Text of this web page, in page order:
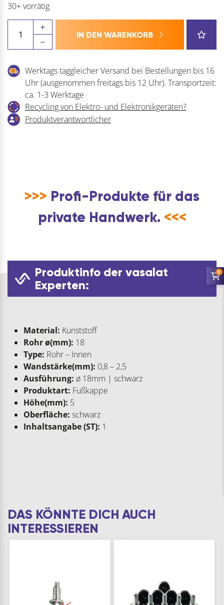
30+ vorrätig
Lamellenstopfen
Rundrohr
Kunststoff
Menge
IN DEN WARENKORB
Werktags taggleicher Versand bei Bestellungen bis 16
Uhr (ausgenommen freitags bis 12 Uhr). Transportzeit:
ca. 1-3 Werktage
Recycling von Elektro- und Elektronikgeräten?
Produktverantwortlicher
>>> Profi-Produkte für das
private Handwerk. <<<
Produktinfo der vasalat
Experten:
Material: Kunststoff
Rohr ø(mm): 18
Type: Rohr – Innen
Wandstärke(mm): 0,8 – 2,5
Ausführung: ø 18mm | schwarz
Produktart: Fußkappe
Höhe(mm): 5
Oberfläche: schwarz
Inhaltsangabe (ST): 1
DAS KÖNNTE DICH AUCH
INTERESSIEREN
0